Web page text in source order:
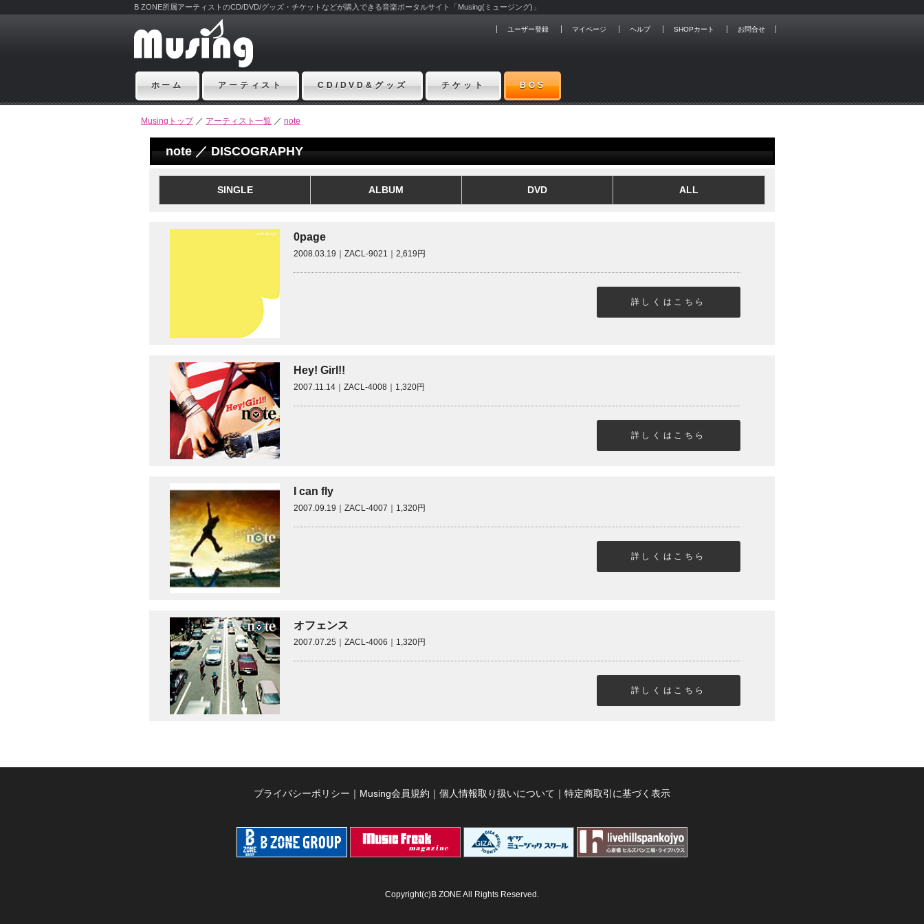
B ZONE所属アーティストのCD/DVD/グッズ・チケットなどが購入できる音楽ポータルサイト「Musing(ミュージング)」
ユーザー登録 マイページ ヘルプ SHOPカート お問合せ
ホーム アーティスト CD/DVD&グッズ チケット BGS
Musingトップ／ アーティスト一覧 ／ note
note ／ DISCOGRAPHY
SINGLE ALBUM DVD ALL
0page
2008.03.19｜ZACL-9021｜2,619円
詳しくはこちら
Hey! Girl!!
2007.11.14｜ZACL-4008｜1,320円
詳しくはこちら
I can fly
2007.09.19｜ZACL-4007｜1,320円
詳しくはこちら
オフェンス
2007.07.25｜ZACL-4006｜1,320円
詳しくはこちら
プライバシーポリシー ｜ Musing会員規約 ｜ 個人情報取り扱いについて ｜ 特定商取引に基づく表示
Copyright(c)B ZONE All Rights Reserved.